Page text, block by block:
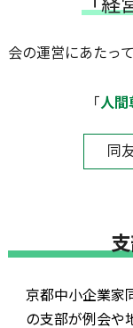
「経
会の運営にあたっ
「 人間
同
京都中小企業家
の支部が例会や